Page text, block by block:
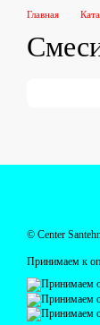
Главная
© Centеr
Принимаем к